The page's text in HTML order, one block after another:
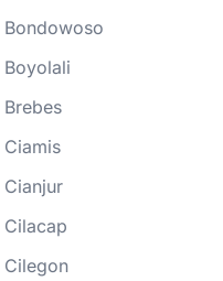
Bondowoso
Boyolali
Ciamis
Cianjur
Cilacap
Cilegon